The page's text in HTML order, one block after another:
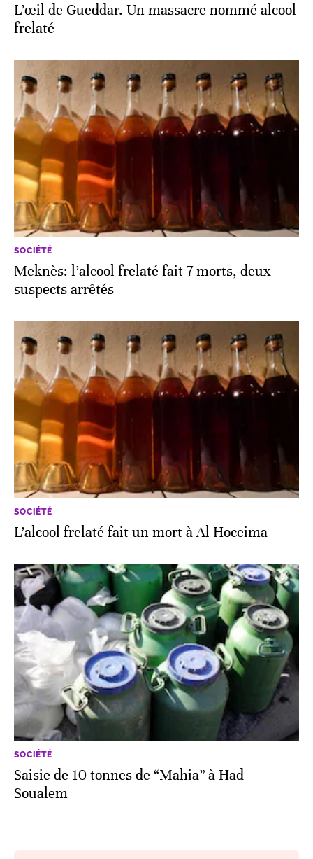
L’œil de Gueddar. Un massacre nommé alcool
frelaté
SOCIÉTÉ
Meknès: l’alcool frelaté fait 7 morts, deux
suspects arrêtés
SOCIÉTÉ
L’alcool frelaté fait un mort à Al Hoceima
SOCIÉTÉ
Saisie de 10 tonnes de “Mahia” à Had
Soualem